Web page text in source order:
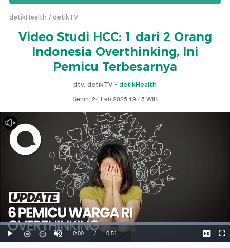
detikHealth detikTV
Video Studi HCC: 1 dari 2 Orang
Indonesia Overthinking, Ini
Pemicu Terbesarnya
dtv, detikTV - detikHealth
Senin, 24 Feb 2025 19:45 WIB